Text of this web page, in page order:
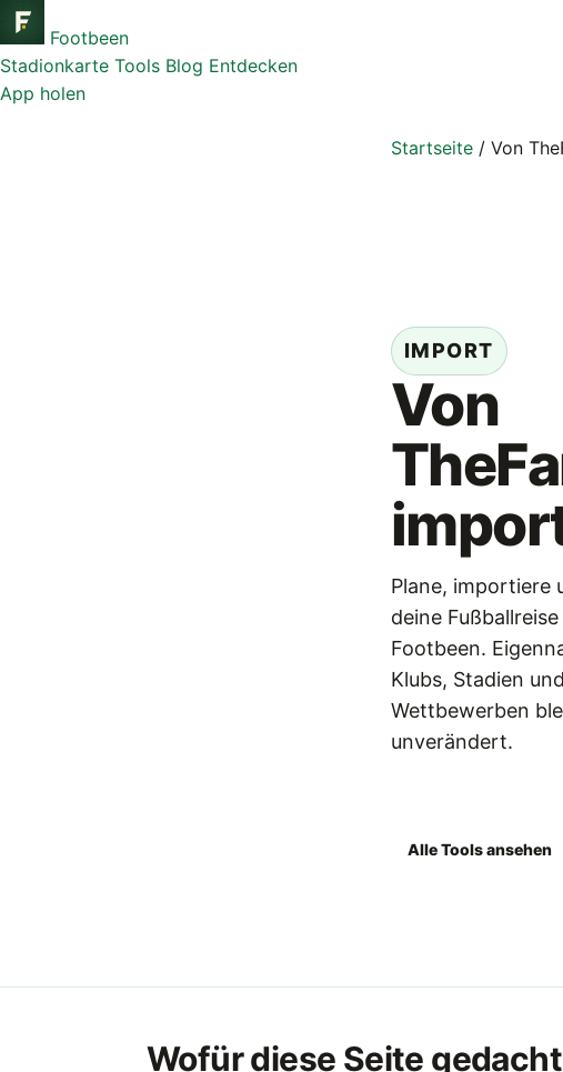
Footbeen
Stadionkarte Tools Blog Entdecken
App holen
Startseite / Von
IMPORT
Von
Plane, importiere
deine
Footbeen.
Klubs, Stadien und
Wettbewerben
unverändert.
Alle Tools ansehen
Wofür diese Seite